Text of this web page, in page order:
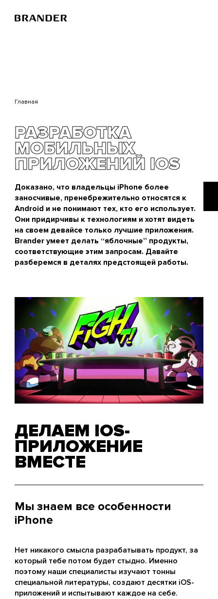
Главная
РАЗРАБОТКА
МОБИЛЬНЫХ
ПРИЛОЖЕНИЙ IOS
Доказано, что владельцы iPhone более
заносчивые, пренебрежительно относятся к
Android и не понимают тех, кто его использует.
Они придирчивы к технологиям и хотят видеть
на своем девайсе только лучшие приложения.
Brander умеет делать “яблочные” продукты,
соответствующие этим запросам. Давайте
разберемся в деталях предстоящей работы.
ДЕЛАЕМ IOS-
ПРИЛОЖЕНИЕ
ВМЕСТЕ
Мы знаем все особенности
iPhone
Нет никакого смысла разрабатывать продукт, за
который тебе потом будет стыдно. Именно
поэтому наши специалисты изучают тонны
специальной литературы, создают десятки iOS-
приложений и испытывают каждое на себе.